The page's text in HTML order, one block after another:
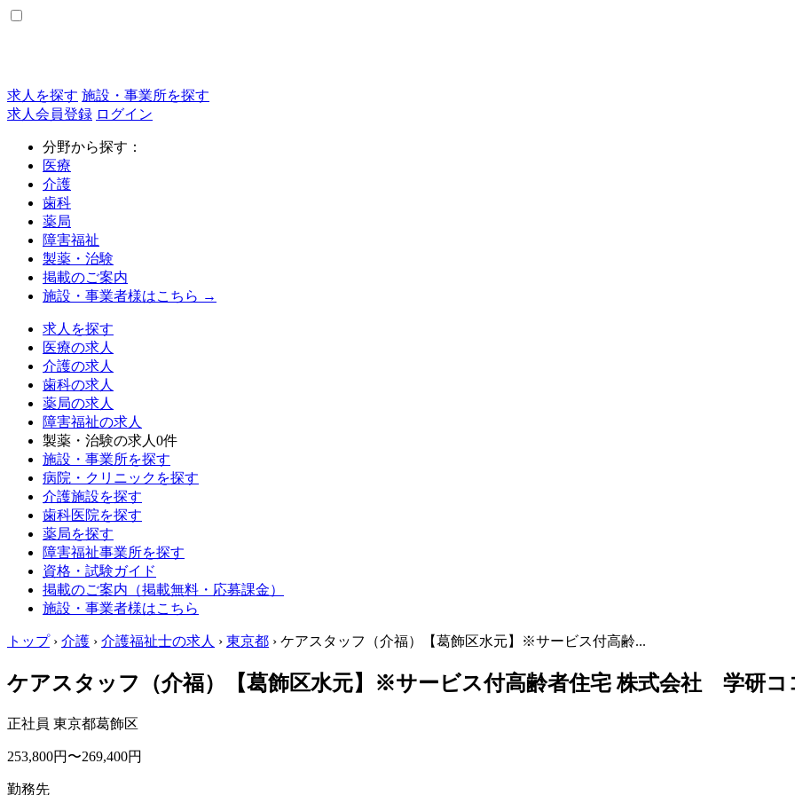
求人を探す 施設・事業所を探す
求人会員登録 ログイン
分野から探す：
医療
介護
歯科
薬局
障害福祉
製薬・治験
掲載のご案内
施設・事業者様はこちら →
求人を探す
医療の求人
介護の求人
歯科の求人
薬局の求人
障害福祉の求人
製薬・治験の求人 0件
施設・事業所を探す
病院・クリニックを探す
介護施設を探す
歯科医院を探す
薬局を探す
障害福祉事業所を探す
資格・試験ガイド
掲載のご案内（掲載無料・応募課金）
施設・事業者様はこちら
トップ › 介護 › 介護福祉士の求人 › 東京都 › ケアスタッフ（介福）【葛飾区水元】※サービス付高齢...
ケアスタッフ（介福）【葛飾区水元】※サービス付高齢者住宅 株式会社 学研コ
正社員 東京都葛飾区
253,800円〜269,400円
勤務先